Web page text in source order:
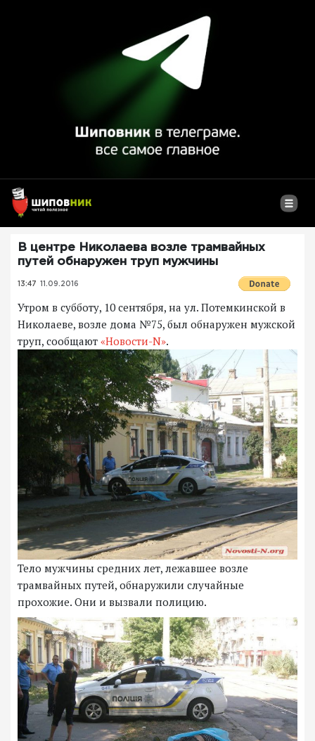
В центре Николаева возле трамвайных
путей обнаружен труп мужчины
13:47 11.09.2016
Утром в субботу, 10 сентября, на ул. Потемкинской в
Николаеве, возле дома №75, был обнаружен мужской
труп, сообщают «Новости-N».
Тело мужчины средних лет, лежавшее возле
трамвайных путей, обнаружили случайные
прохожие. Они и вызвали полицию.